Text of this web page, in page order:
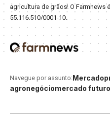
agricultura de grãos! O Farmnews
55.116.510/0001-10.
Navegue por assunto:Mercado
agronegóciomercado futuro